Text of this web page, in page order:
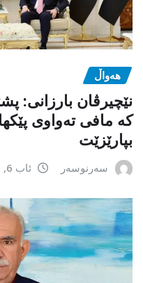
هەواڵ
نێچیرڤان بارزانی:
کە مافی تەواوی
بپارێزێت
سەرنوسەر ئاب 6, 2026